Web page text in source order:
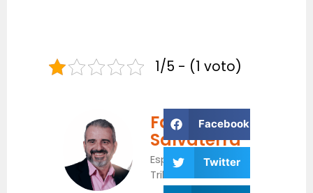
1/5 - (1 voto)
Fabrício
Salvaterra
Especialista
Tributário
Facebook
Twitter